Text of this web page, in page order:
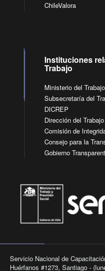
ChileValora
Instituciones
Trabajo
Ministerio del
Subsecretaría del
DICREP
Dirección del Trabajo
Comisión de
Consejo para la
Gobierno
Servicio Nacional de
Huérfanos #1273, Santiago -